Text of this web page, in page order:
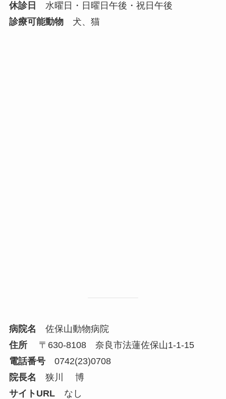
休診日
水曜日・日曜日午後・祝日午後
診療可能動物犬、猫
病院名 佐保山動物病院
住所〒630-8108 奈良市法蓮佐保山1-1-15
電話番号0742(23)0708
院長名 狭川 博
サイトURLなし